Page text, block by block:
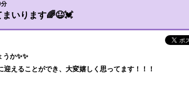
いります🌈😆💓
か✨✨
えることができ、大変嬉しく思ってます！！！